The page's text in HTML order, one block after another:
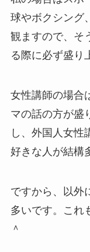
球やボクシング
観ますので、そ
る際に必ず盛り
女性講師の場合
マの話の方が盛
し、外国人女性
好きな人が結構
ですから、以外
多いです。これ
＾